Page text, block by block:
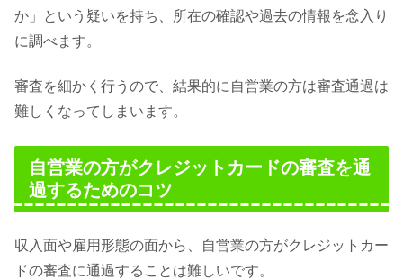
か」という疑いを持ち、所在の確認や過去の情報を念入り
に調べます。
審査を細かく行うので、結果的に自営業の方は審査通過は
難しくなってしまいます。
自営業の方がクレジットカードの審査を通
過するためのコツ
収入面や雇用形態の面から、自営業の方がクレジットカー
ドの審査に通過することは難しいです。